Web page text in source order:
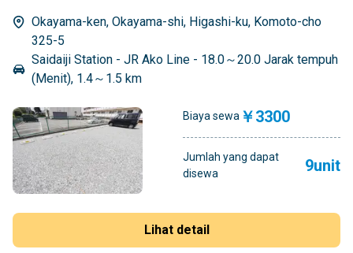
Okayama-ken, Okayama-shi, Higashi-ku, Komoto-cho
325-5
Saidaiji Station - JR Ako Line - 18.0～20.0 Jarak tempuh
(Menit), 1.4～1.5 km
Biaya sewa ￥3300
Jumlah yang dapat
disewa
9unit
Lihat detail